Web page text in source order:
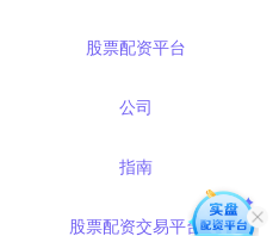
股票配资平台
公司
指南
股票配资交易平台